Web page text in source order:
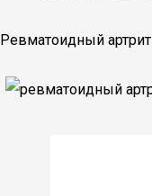
Ревматоидный артрит